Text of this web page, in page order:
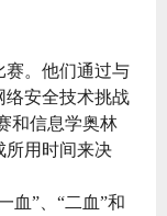
赛。他们通过与
络安全技术挑战
和信息学奥林
所用时间来决
血”、“二血”和